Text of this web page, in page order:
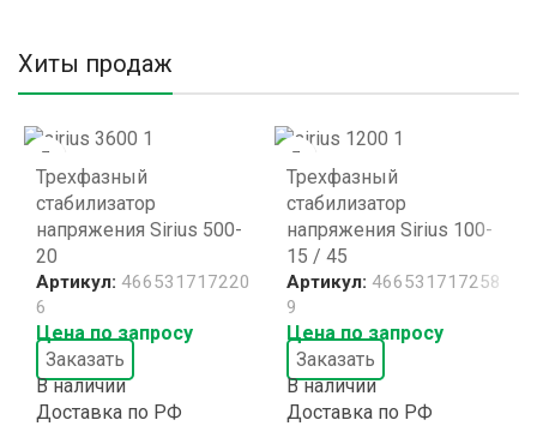
Хиты продаж
Трехфазный
стабилизатор
напряжения Sirius 500-
20
Артикул: 466531717220
6
Цена по запросу
Заказать
В наличии
Доставка по РФ
Трехфазный
стабилизатор
напряжения Sirius 100-
15 / 45
Артикул: 466531717258
9
Цена по запросу
Заказать
В наличии
Доставка по РФ